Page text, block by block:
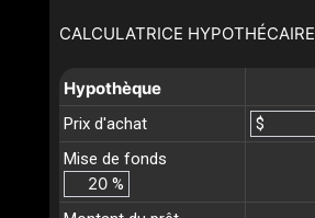
CALCULATRICE HYPOTHÉCAIRE
Hypothèque
Prix d'achat
$
Mise de fonds
%